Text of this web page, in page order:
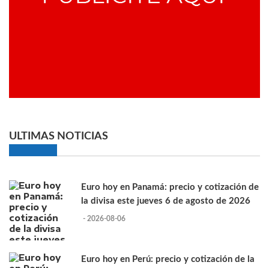
ULTIMAS NOTICIAS
Euro hoy en Panamá: precio y cotización de
la divisa este jueves 6 de agosto de 2026
- 2026-08-06
Euro hoy en Perú: precio y cotización de la